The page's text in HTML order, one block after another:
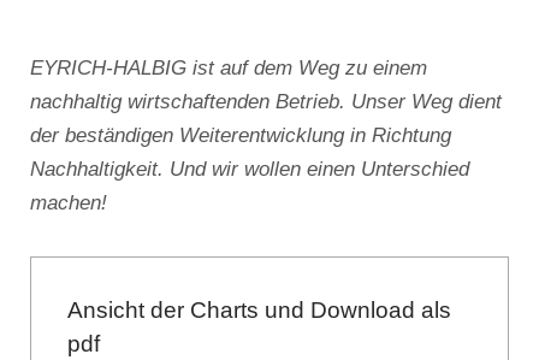
EYRICH-HALBIG ist auf dem Weg zu einem
nachhaltig wirtschaftenden Betrieb. Unser Weg dient
der beständigen Weiterentwicklung in Richtung
Nachhaltigkeit. Und wir wollen einen Unterschied
machen!
Ansicht der Charts und Download als
pdf